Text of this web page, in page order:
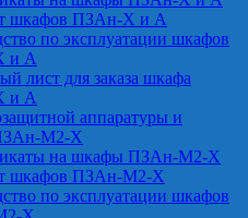
шкафов ПЗАн-Х и А
по эксплуатации шкафов
и А
лист для заказа шкафа
и А
аппаратуры и
М2-Х
на шкафы ПЗАн-М2-Х
шкафов ПЗАн-М2-Х
по эксплуатации шкафов